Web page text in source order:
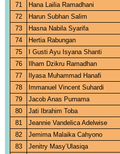
71 Hana Lailia Ramadhani
72
Harun Subhan Salim
73
Hasna Nabila Syarifa
74
Hertia Rabungan
75
I Gusti Ayu Isyana Shanti
76
Ilham Dzikru Ramadhan
77
Ilyasa Muhammad Hanafi
78
Immanuel Vincent Suhardi
79
Jacob Anas Purnama
80
Jati Ibrahim Toba
81
Jeannie Vandelica Adelwise
82
Jemima Malaika Cahyono
83
Jenitry Masy’Ulasiqa